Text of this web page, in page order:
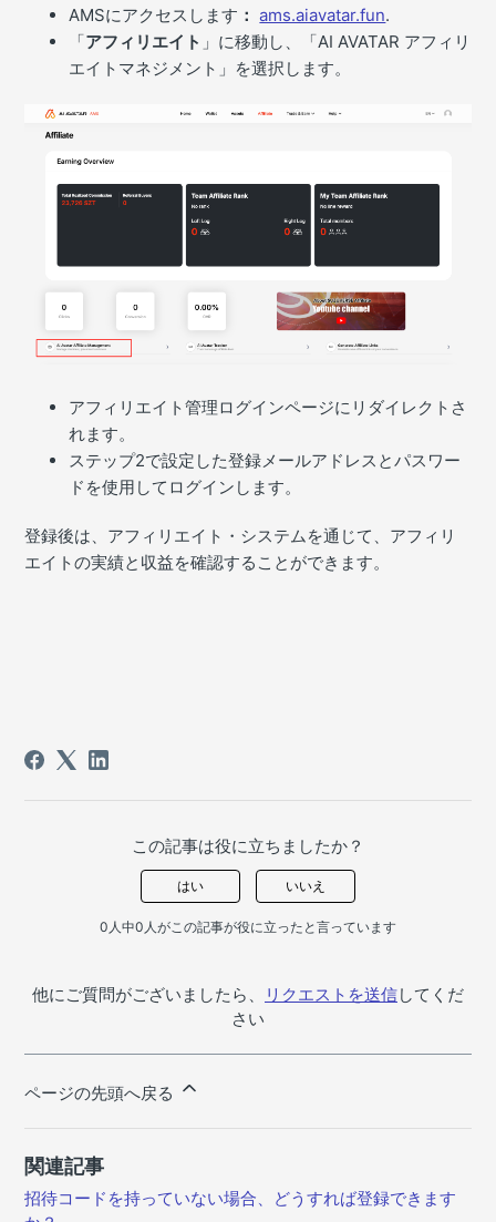
AMSにアクセスします ： ams.aiavatar.fun.
「アフィリエイト 」に移動し、「AI AVATAR アフィリ
エイトマネジメント」を選択します。
アフィリエイト管理ログインページにリダイレクトさ
れます。
ステップ2で設定した登録メールアドレスとパスワー
ドを使用してログインします。
登録後は、アフィリエイト・システムを通じて、アフィリ
エイトの実績と収益を確認することができます。
この記事は役に立ちましたか？
はい いいえ
0人中0人がこの記事が役に立ったと言っています
他にご質問がございましたら、 リクエストを送信してくだ
さい
ページの先頭へ戻る
関連記事
招待コードを持っていない場合、どうすれば登録できます